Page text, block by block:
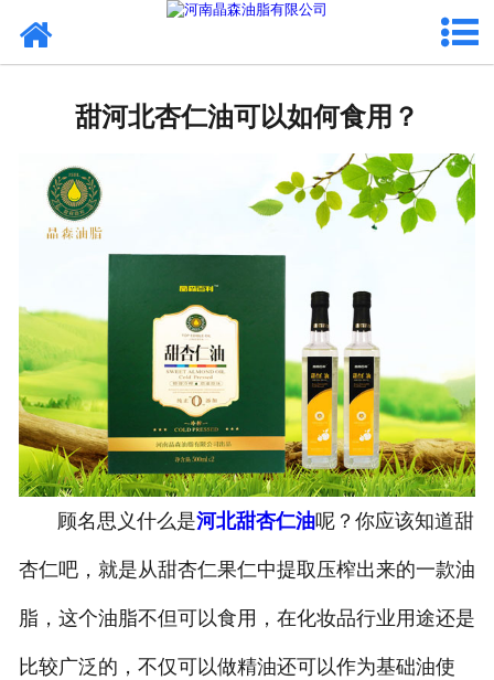
葡萄籽油
成功案例
新闻资讯
联系晶森
走进晶森
公司官网
甜河北杏仁油可以如何食用？
顾名思义什么是河北甜杏仁油呢？你应该知道甜
杏仁吧，就是从甜杏仁果仁中提取压榨出来的一款油
脂，这个油脂不但可以食用，在化妆品行业用途还是
比较广泛的，不仅可以做精油还可以作为基础油使